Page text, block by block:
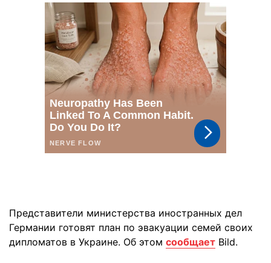
Представители министерства иностранных дел
Германии готовят план по эвакуации семей своих
дипломатов в Украине. Об этом сообщает Bild.